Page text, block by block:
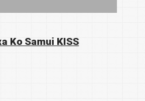
Ko Samui KISS